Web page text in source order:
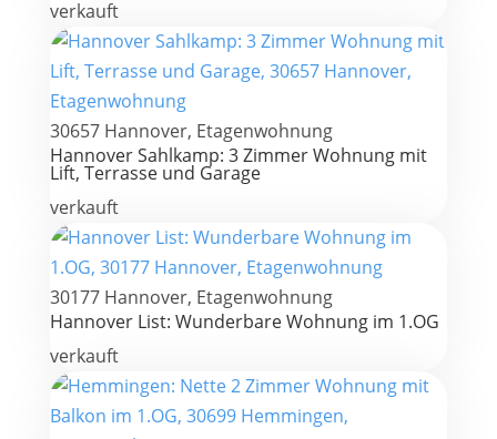
verkauft
30657 Hannover, Etagenwohnung
Hannover Sahlkamp: 3 Zimmer Wohnung mit
Lift, Terrasse und Garage
verkauft
30177 Hannover, Etagenwohnung
Hannover List: Wunderbare Wohnung im 1.OG
verkauft